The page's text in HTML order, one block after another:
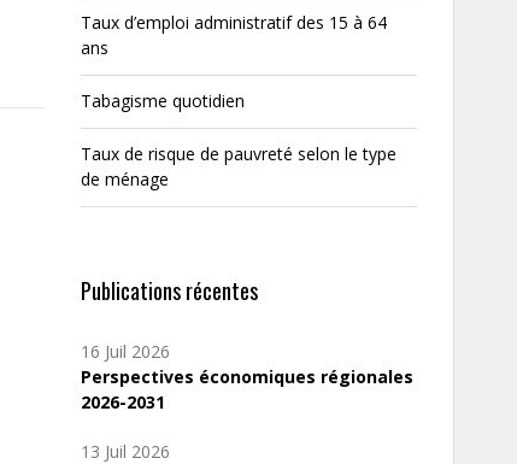
Taux d’emploi administratif des 15 à 64
ans
Tabagisme quotidien
Taux de risque de pauvreté selon le type
de ménage
Publications récentes
16 Juil 2026
Perspectives économiques régionales
2026-2031
13 Juil 2026